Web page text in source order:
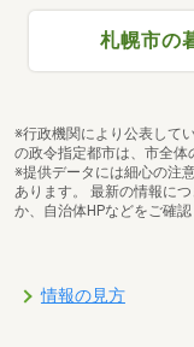
札幌市の
※行政機関により公表して
の政令指定都市は、市全体
※提供データには細心の注
あります。 最新の情報に
か、自治体HPなどをご確認
情報の見方